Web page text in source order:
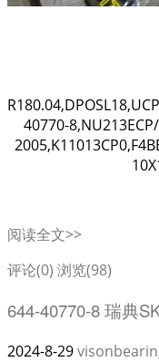
40770-
阅读全文>>
评论(0) 浏览(98)
644-40770-8 瑞典
2024-8-29